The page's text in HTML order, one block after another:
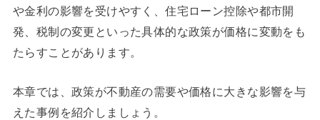
や金利の影響を受けやすく、住宅ローン控除や都市開
発、税制の変更といった具体的な政策が価格に変動をも
たらすことがあります。
本章では、政策が不動産の需要や価格に大きな影響を与
えた事例を紹介しましょう。